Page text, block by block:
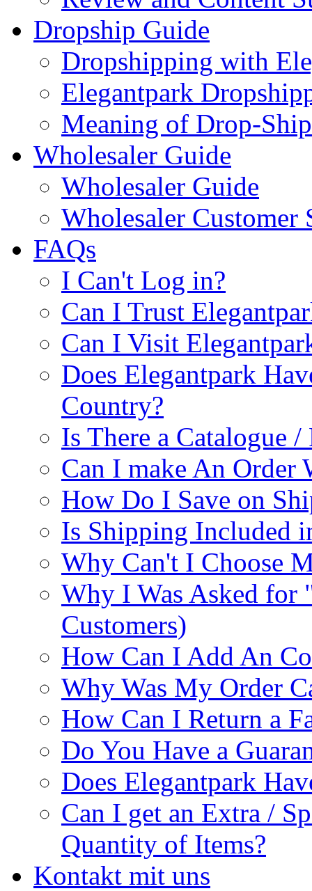
Dropship Guide
Dropshipping with
Elegantpark
Meaning of Drop-Ship
Wholesaler Guide
Wholesaler Guide
Wholesaler Customer
FAQs
I Can't Log in?
Can I Trust
Can I Visit
Does Elegantpark
Country?
Is There a Catalogue
Can I make An Order
How Do I Save on
Is Shipping Included
Why Can't I Choose
Why I Was Asked for
Customers)
How Can I Add An
Why Was My Order
How Can I Return a
Do You Have a
Does Elegantpark
Can I get an Extra /
Quantity of Items?
Kontakt mit uns